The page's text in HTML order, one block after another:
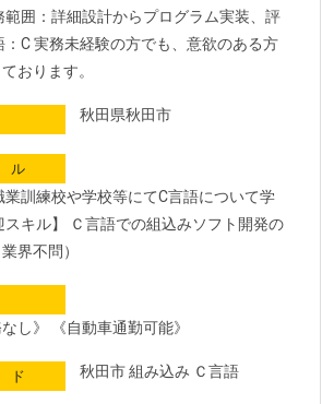
範囲：詳細設計からプログラム実装、評
：C 実務未経験の方でも、意欲のある方
おります。
秋田県秋田市
ル
業訓練校や学校等にてC言語について学
スキル】 Ｃ言語での組込みソフト開発の
界不問）
し》 《自動車通勤可能》
ド 秋田市 組み込み Ｃ言語